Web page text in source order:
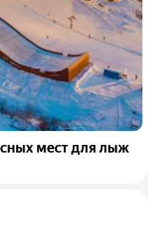
мест для лыж